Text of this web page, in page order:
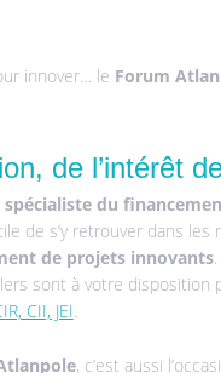
innover… le Forum
de l’intérêt
spécialiste du
de s’y retrouver dans
de projets innovants.
sont à votre
CII, JEI.
, c’est aussi